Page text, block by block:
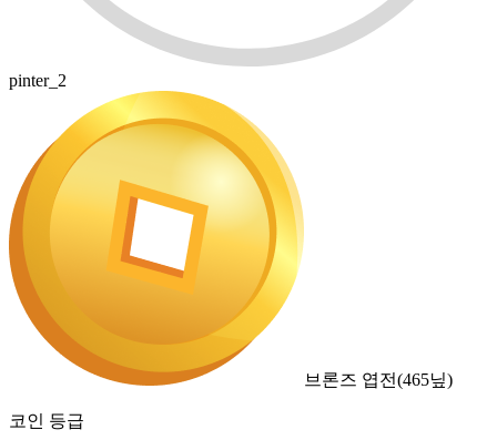
pinter_2
브론즈 엽전(465닢)
코인 등급